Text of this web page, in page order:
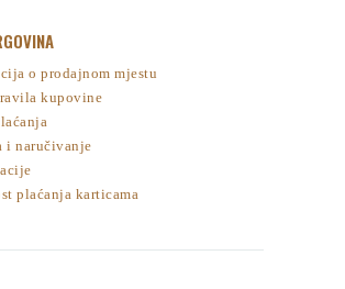
o prodajnom mjestu
kupovine
i naručivanje
plaćanja karticama